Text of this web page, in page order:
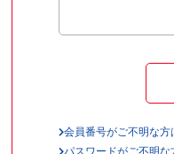
会員番号がご不明な方
パスワードがご不明な